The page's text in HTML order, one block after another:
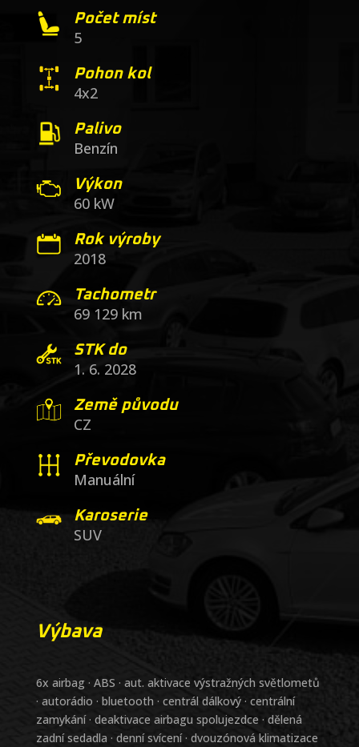
Počet míst
5
Pohon kol
4x2
Palivo
Benzín
Výkon
60 kW
Rok výroby
2018
Tachometr
69 129 km
STK do
1. 6. 2028
Země původu
CZ
Převodovka
Manuální
Karoserie
SUV
Výbava
6x airbag · ABS · aut. aktivace výstražných světlometů
· autorádio · bluetooth · centrál dálkový · centrální
zamykání · deaktivace airbagu spolujezdce · dělená
zadní sedadla · denní svícení · dvouzónová klimatizace